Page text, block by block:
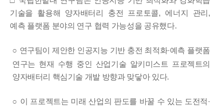
기술을 활용해 양자배터리 충전 프로토콜, 에너지 관리 ,
예측 플랫폼 분야의 연구 협력 가능성을 공유했다.
○ 연구팀이 제안한 인공지능 기반 충전 최적화·예측 플랫폼
연구는 현재
수행 중인 산업기술 알키미스트 프로젝트의
양자배터리 핵심기술 개발 방향과 맞닿아 있다.
○ 이 프로젝트는 미래 산업의 판도를 바꿀 수 있는 도전적 ·